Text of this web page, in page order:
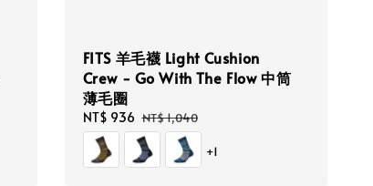
FITS 羊毛襪 Light Cushion
Crew - Go With The Flow 中筒
薄毛圈
Sale
price
NT$ 936 Regular
price
NT$ 1,040
+1